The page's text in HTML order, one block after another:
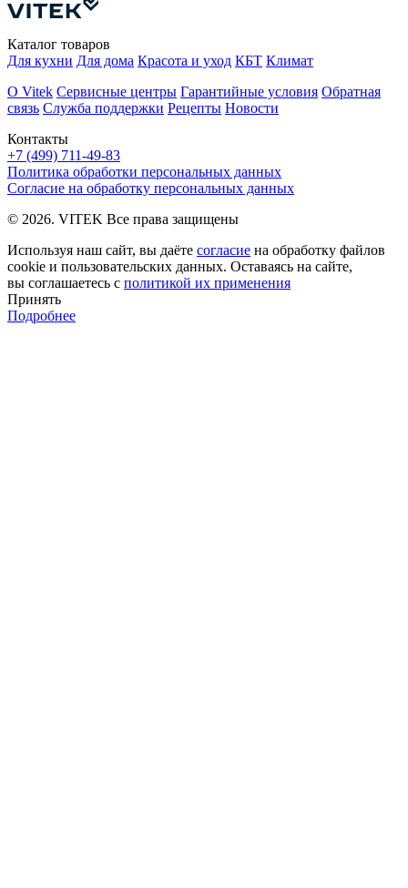
Контакты
+7 (499) 711-49-83
Каталог товаров
Для кухни Для дома Красота и уход КБТ Климат
О Vitek Сервисные центры Гарантийные условия Обратная
связь Служба поддержки Рецепты Новости
Политика обработки персональных данных
Согласие на обработку персональных данных
© 2026. VITEK Все права защищены
Используя наш сайт, вы даёте согласие на обработку файлов
cookie и пользовательских данных. Оставаясь на сайте,
вы соглашаетесь с политикой их применения
Принять
Подробнее